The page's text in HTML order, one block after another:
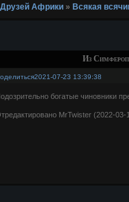
Африки » Всякая
Из
2021-07-23 13:39:38
богатые чиновники
MrTwister (2022-03-